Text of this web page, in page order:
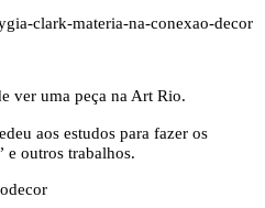
ver uma peça na Art Rio.
aos estudos para fazer os
e outros trabalhos.